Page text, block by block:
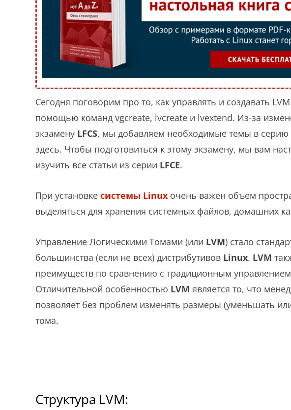
Сегодня поговорим про то, как управлять и создавать
помощью команд vgcreate, lvcreate и lvextend. Из-за
экзамену LFCS, мы добавляем необходимые темы в серию
здесь. Чтобы подготовиться к этому экзамену, мы вам
изучить все статьи из серии LFCE.
При установке системы Linux очень важен объем
выделяться для хранения системных файлов, домашних
Управление Логическими Томами (или LVM) стало
большинства (если не всех) дистрибутивов Linux. LVM
преимуществ по сравнению с традиционным
Отличительной особенностью LVM является то, что
позволяет без проблем изменять размеры (уменьшать
тома.
Структура LVM: